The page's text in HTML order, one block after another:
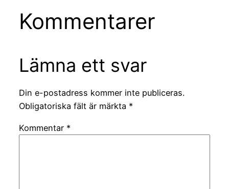
Kommentarer
Lämna ett svar
Din e-postadress kommer inte publiceras.
Obligatoriska fält är märkta *
Kommentar *